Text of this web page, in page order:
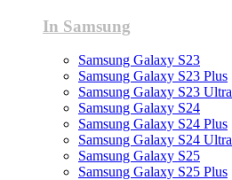
In Samsung
Samsung Galaxy S23
Samsung Galaxy S23 Plus
Samsung Galaxy S23 Ultra
Samsung Galaxy S24
Samsung Galaxy S24 Plus
Samsung Galaxy S24 Ultra
Samsung Galaxy S25
Samsung Galaxy S25 Plus